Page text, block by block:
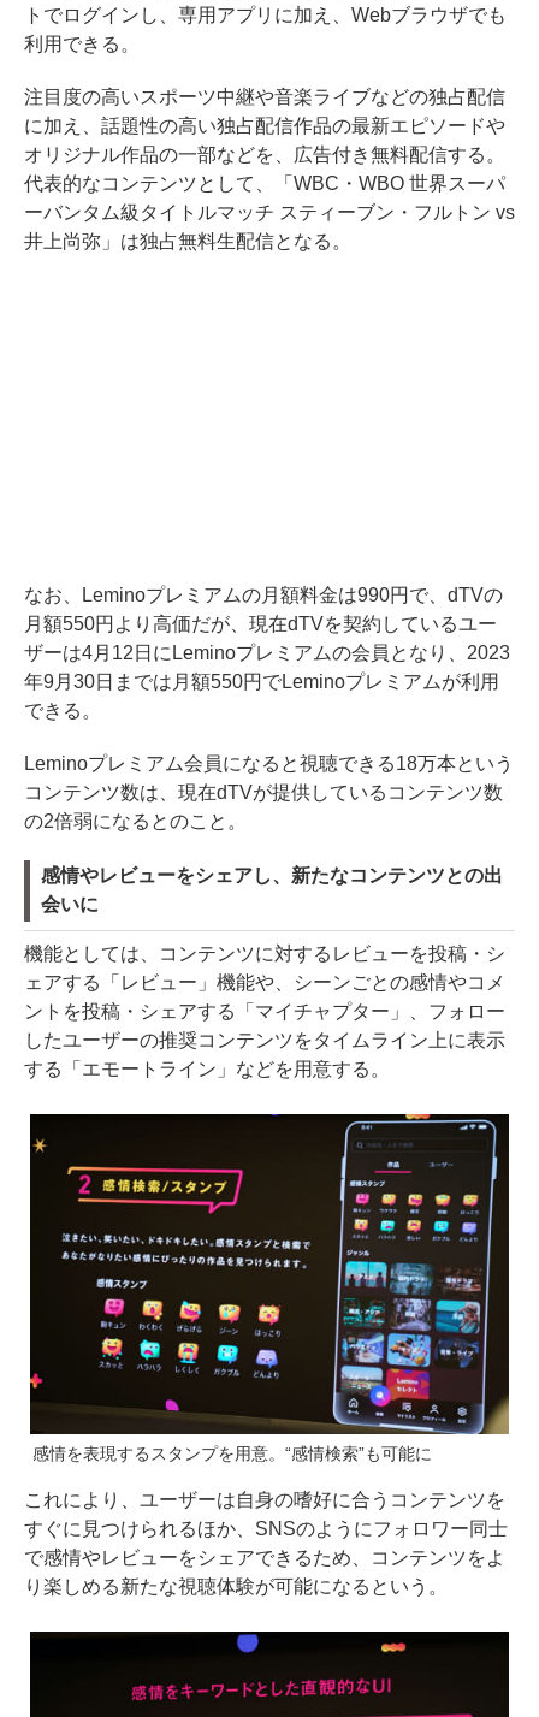
トでログインし、専用アプリに加え、Webブラウザでも
利用できる。
注目度の高いスポーツ中継や音楽ライブなどの独占配信
に加え、話題性の高い独占配信作品の最新エピソードや
オリジナル作品の一部などを、広告付き無料配信する。
代表的なコンテンツとして、「WBC・WBO 世界スーパ
ーバンタム級タイトルマッチ スティーブン・フルトン vs
井上尚弥」は独占無料生配信となる。
なお、Leminoプレミアムの月額料金は990円で、dTVの
月額550円より高価だが、現在dTVを契約しているユー
ザーは4月12日にLeminoプレミアムの会員となり、2023
年9月30日までは月額550円でLeminoプレミアムが利用
できる。
Leminoプレミアム会員になると視聴できる18万本という
コンテンツ数は、現在dTVが提供しているコンテンツ数
の2倍弱になるとのこと。
感情やレビューをシェアし、新たなコンテンツとの出
会いに
機能としては、コンテンツに対するレビューを投稿・シ
ェアする「レビュー」機能や、シーンごとの感情やコメ
ントを投稿・シェアする「マイチャプター」、フォロー
したユーザーの推奨コンテンツをタイムライン上に表示
する「エモートライン」などを用意する。
感情を表現するスタンプを用意。“感情検索”も可能に
これにより、ユーザーは自身の嗜好に合うコンテンツを
すぐに見つけられるほか、SNSのようにフォロワー同士
で感情やレビューをシェアできるため、コンテンツをよ
り楽しめる新たな視聴体験が可能になるという。